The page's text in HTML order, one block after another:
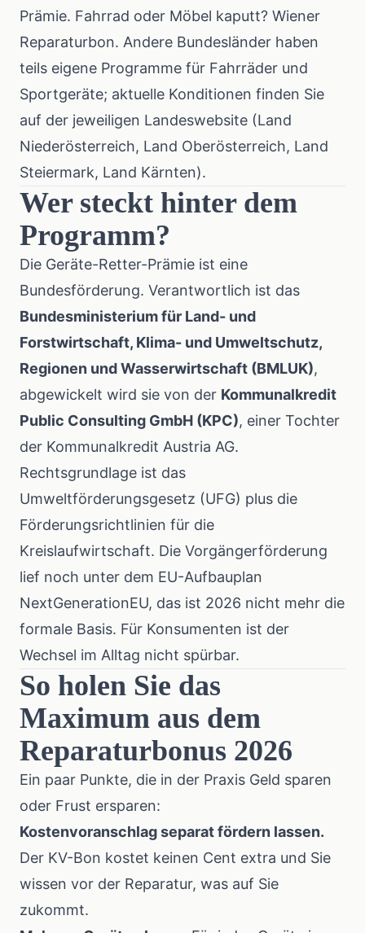
Prämie. Fahrrad oder Möbel kaputt? Wiener
Reparaturbon. Andere Bundesländer haben
teils eigene Programme für Fahrräder und
Sportgeräte; aktuelle Konditionen finden Sie
auf der jeweiligen Landeswebsite (Land
Niederösterreich, Land Oberösterreich, Land
Steiermark, Land Kärnten).
Wer steckt hinter dem
Programm?
Die Geräte-Retter-Prämie ist eine
Bundesförderung. Verantwortlich ist das
Bundesministerium für Land- und
Forstwirtschaft, Klima- und Umweltschutz,
Regionen und Wasserwirtschaft (BMLUK),
abgewickelt wird sie von der Kommunalkredit
Public Consulting GmbH (KPC), einer Tochter
der Kommunalkredit Austria AG.
Rechtsgrundlage ist das
Umweltförderungsgesetz (UFG) plus die
Förderungsrichtlinien für die
Kreislaufwirtschaft. Die Vorgängerförderung
lief noch unter dem EU-Aufbauplan
NextGenerationEU, das ist 2026 nicht mehr die
formale Basis. Für Konsumenten ist der
Wechsel im Alltag nicht spürbar.
So holen Sie das
Maximum aus dem
Reparaturbonus 2026
Ein paar Punkte, die in der Praxis Geld sparen
oder Frust ersparen:
Kostenvoranschlag separat fördern lassen.
Der KV-Bon kostet keinen Cent extra und Sie
wissen vor der Reparatur, was auf Sie
zukommt.